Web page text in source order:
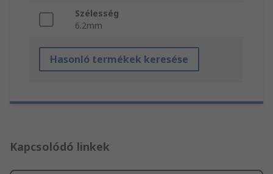
Szélesség
6.2mm
Hasonló termékek keresése
Kapcsolódó linkek